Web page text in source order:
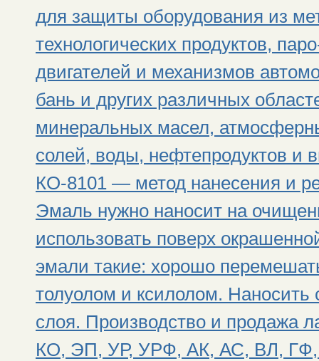
для защиты оборудования из
технологических продуктов,
двигателей и механизмов
бань и других различных
минеральных масел,
солей, воды, нефтепродуктов и
КО-8101 — метод нанесения и
Эмаль нужно наносит на
использовать поверх
эмали такие: хорошо
толуолом и ксилолом.
слоя. Производство и продажа
КО, ЭП, УР, УРФ, АК, АС, ВЛ,